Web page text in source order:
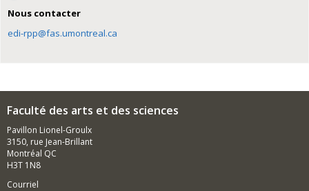
Nous contacter
edi-rpp@fas.umontreal.ca
Faculté des arts et des sciences
Pavillon Lionel-Groulx
3150, rue Jean-Brillant
Montréal QC
H3T 1N8
Courriel